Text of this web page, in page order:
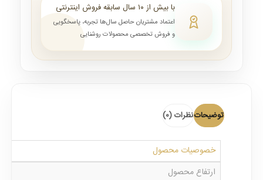
با بیش از ۱۰ سال سابقه فروش اینترنتی
اعتماد مشتریان حاصل سال‌ها تجربه، پاسخگویی
و فروش تخصصی محصولات روشنایی
توضیحاتنظرات (0)
خصوصیات محصول
ارتفاع محصول